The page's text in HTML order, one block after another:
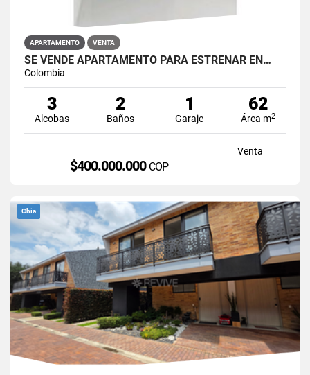
APARTAMENTO VENTA
SE VENDE APARTAMENTO PARA ESTRENAR EN…
Colombia
3
Alcobas
2
Baños
1
Garaje
62
Área m2
Venta
$400.000.000 COP
Chia